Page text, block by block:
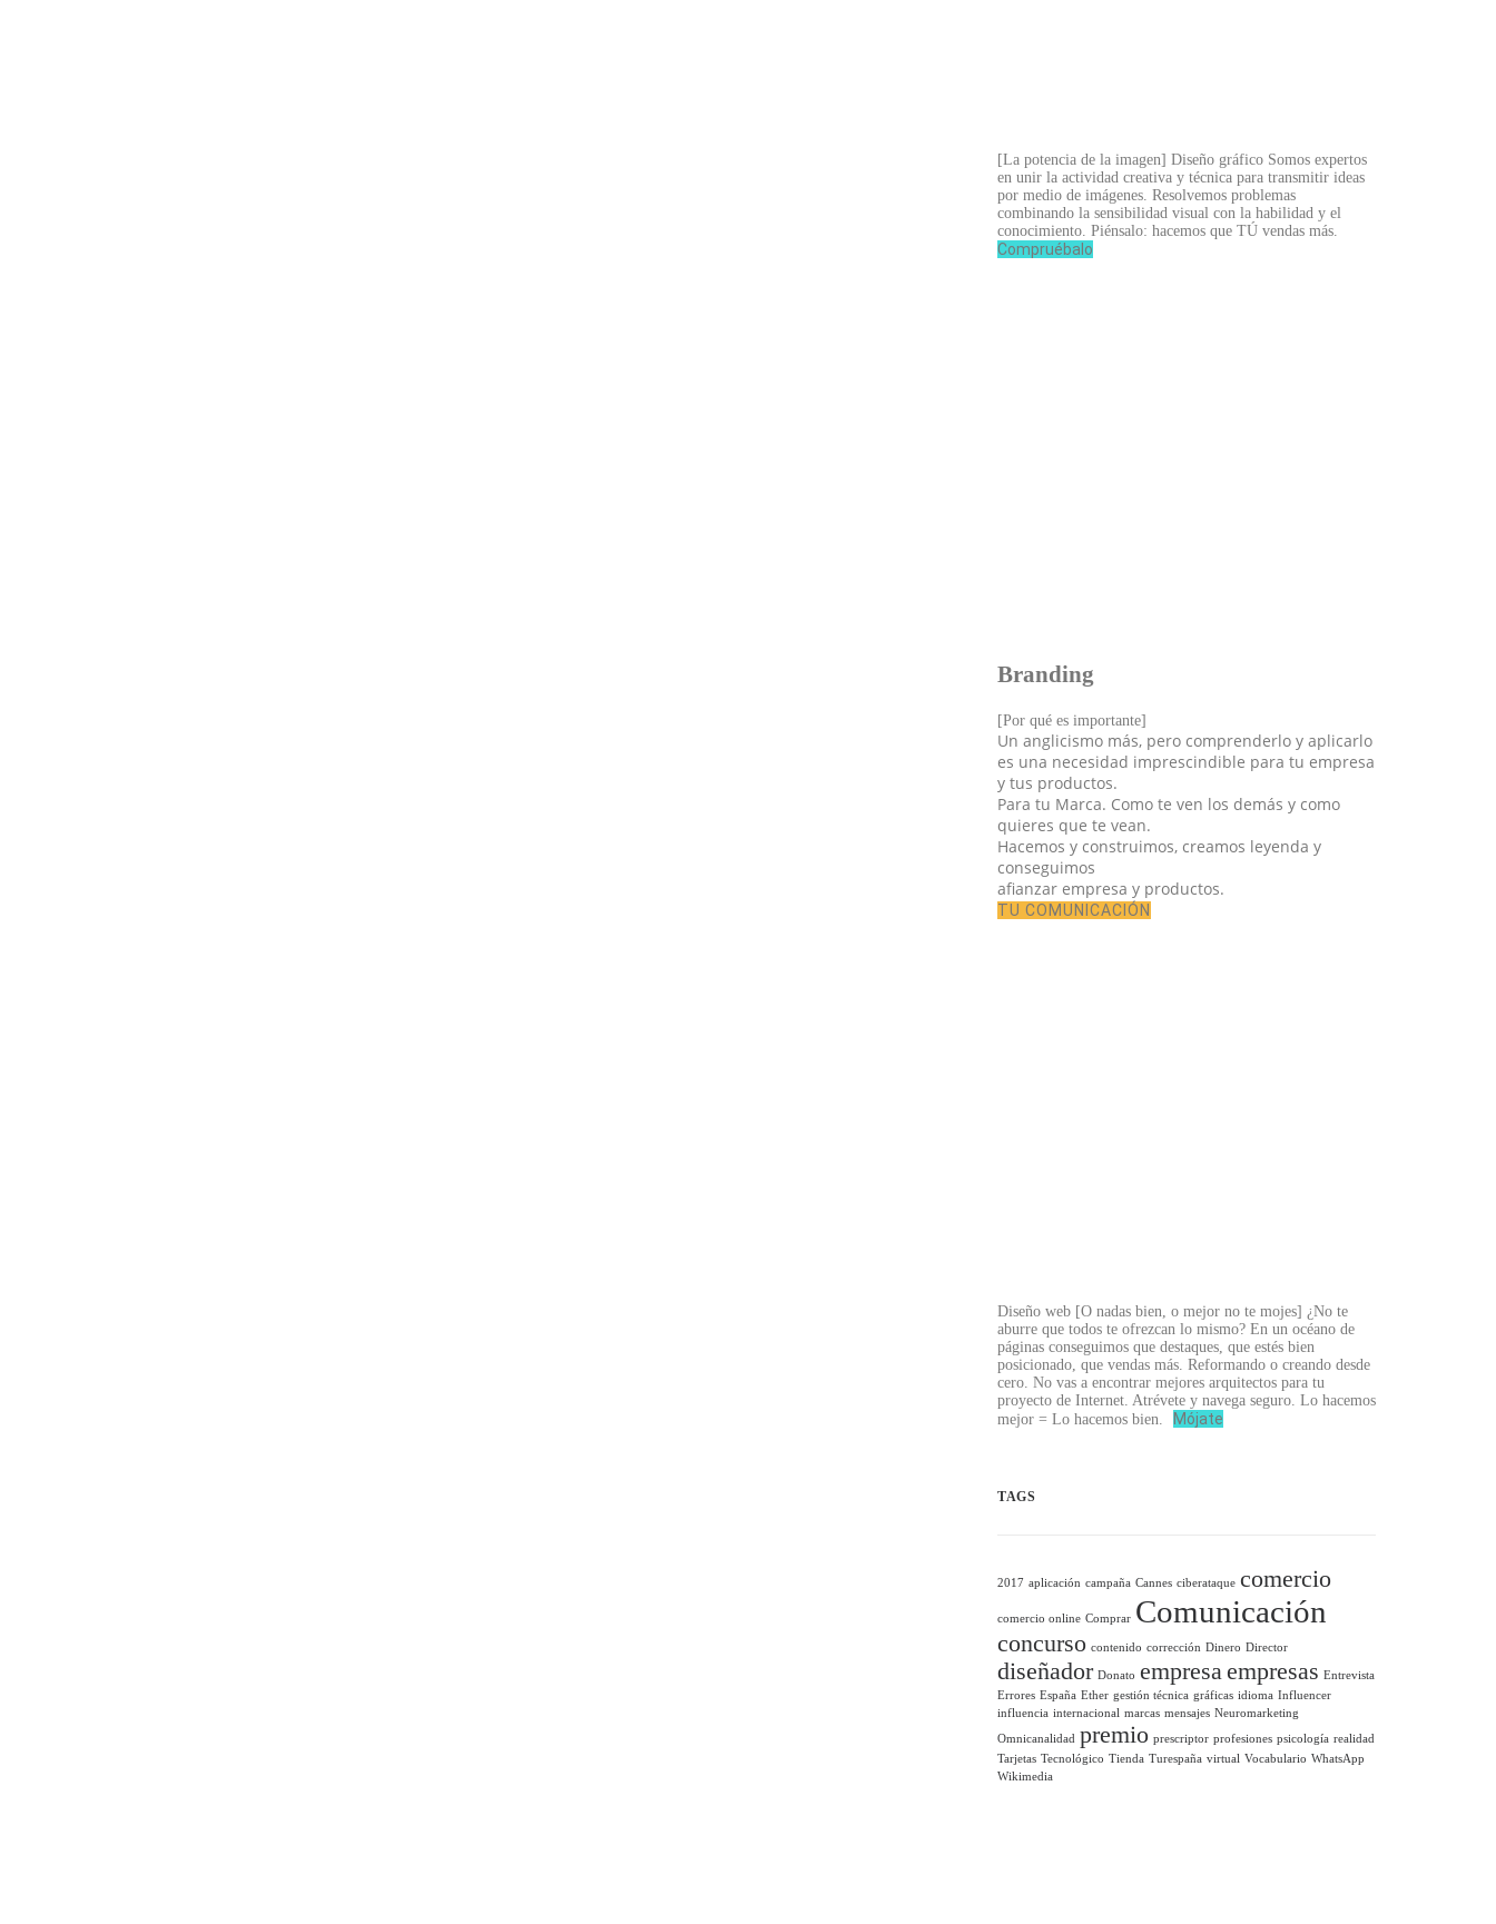
[La potencia de la imagen] Diseño gráfico Somos expertos
en unir la actividad creativa y técnica para transmitir ideas
por medio de imágenes. Resolvemos problemas
combinando la sensibilidad visual con la habilidad y el
conocimiento. Piénsalo: hacemos que TÚ vendas más.
Compruébalo
Branding
[Por qué es importante]
Un anglicismo más, pero comprenderlo y aplicarlo
es una necesidad imprescindible para tu empresa
y tus productos.
Para tu Marca. Como te ven los demás y como
quieres que te vean.
Hacemos y construimos, creamos leyenda y
conseguimos
afianzar empresa y productos.
TU COMUNICACIÓN
Diseño web [O nadas bien, o mejor no te mojes] ¿No te
aburre que todos te ofrezcan lo mismo? En un océano de
páginas conseguimos que destaques, que estés bien
posicionado, que vendas más. Reformando o creando desde
cero. No vas a encontrar mejores arquitectos para tu
proyecto de Internet. Atrévete y navega seguro. Lo hacemos
mejor = Lo hacemos bien.
Mójate
TAGS
2017 aplicación campaña Cannes ciberataque comercio
comercio online Comprar Comunicación
concurso contenido corrección Dinero Director
diseñador Donato empresaempresas Entrevista
Errores España Ether gestión técnica gráficas idioma Influencer
influencia internacional marcas mensajes Neuromarketing
Omnicanalidad premio prescriptor profesiones psicología realidad
Tarjetas Tecnológico Tienda Turespaña virtual Vocabulario WhatsApp
Wikimedia